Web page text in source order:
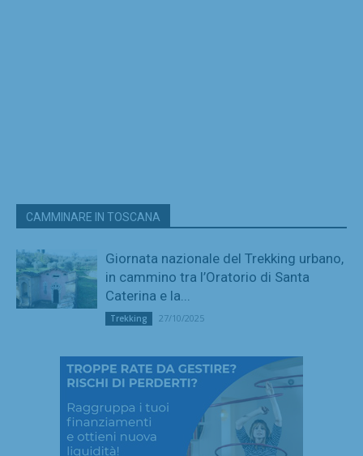
CAMMINARE IN TOSCANA
Giornata nazionale del Trekking urbano,
in cammino tra l’Oratorio di Santa
Caterina e la...
Trekking 27/10/2025